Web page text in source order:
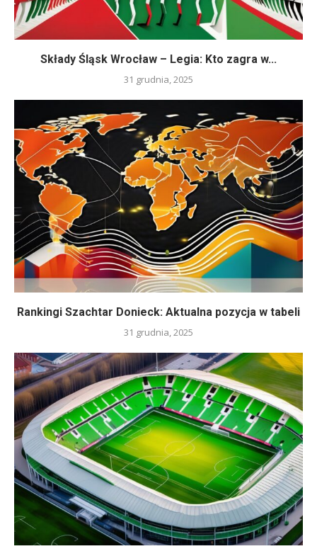
Składy Śląsk Wrocław – Legia: Kto zagra w...
31 grudnia, 2025
Rankingi Szachtar Donieck: Aktualna pozycja w tabeli
31 grudnia, 2025